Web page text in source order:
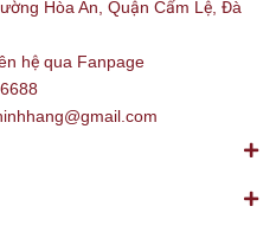
Hòa An, Quận Cẩm Lệ, Đà
hệ qua Fanpage